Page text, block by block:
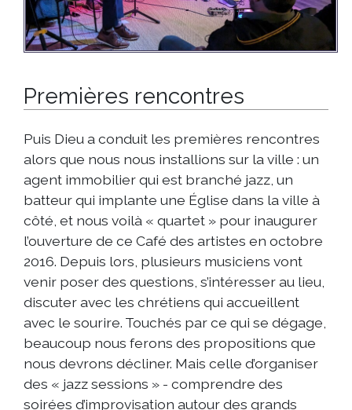
Premières rencontres
Puis Dieu a conduit les premières rencontres
alors que nous nous installions sur la ville : un
agent immobilier qui est branché jazz, un
batteur qui implante une Église dans la ville à
côté, et nous voilà « quartet » pour inaugurer
l’ouverture de ce Café des artistes en octobre
2016. Depuis lors, plusieurs musiciens vont
venir poser des questions, s’intéresser au lieu,
discuter avec les chrétiens qui accueillent
avec le sourire. Touchés par ce qui se dégage,
beaucoup nous ferons des propositions que
nous devrons décliner. Mais celle d’organiser
des « jazz sessions » - comprendre des
soirées d’improvisation autour des grands